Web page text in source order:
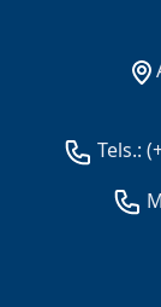
Tels.: